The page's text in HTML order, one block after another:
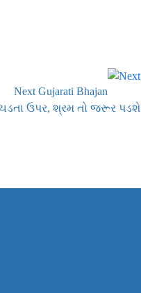
Next Gujarati Bhajan
ઉપર, શ્રમ તો જરૂર પડશે